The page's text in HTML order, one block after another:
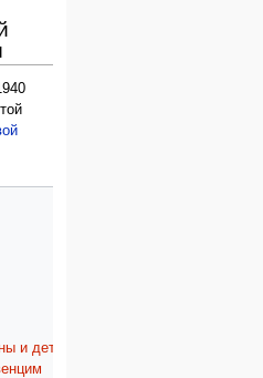
и дети перед